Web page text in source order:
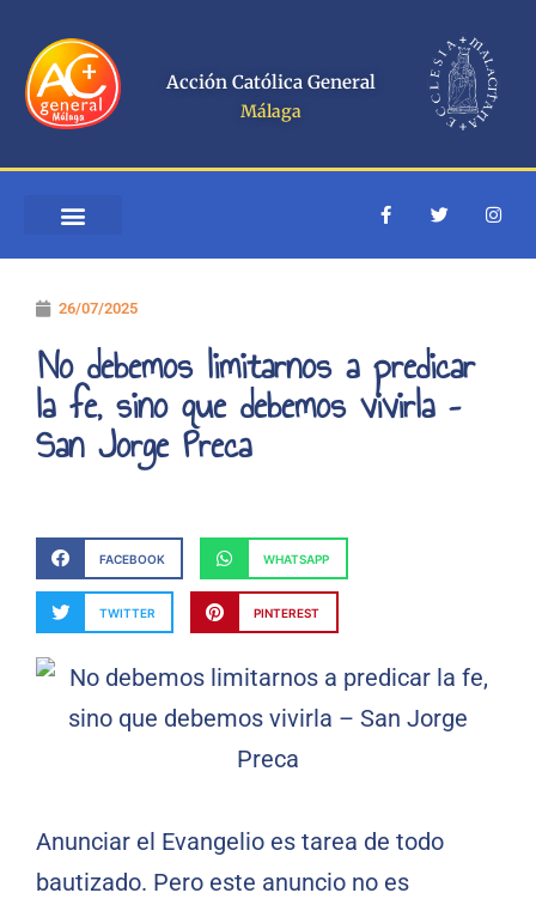
contenido
Acción Católica General
Málaga
F
a
e
f
T
w
t
I
n
t
26/07/2025
No debemos limitarnos a predicar
la fe, sino que debemos vivirla –
San Jorge Preca
FACEBOOK WHATSAPP
TWITTER PINTEREST
Anunciar el Evangelio es tarea de todo
bautizado. Pero este anuncio no es